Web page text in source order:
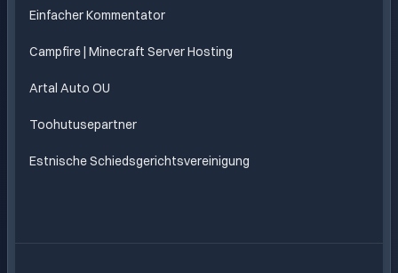
Einfacher Kommentator
Campfire | Minecraft Server Hosting
Artal Auto OU
Toohutusepartner
Estnische Schiedsgerichtsvereinigung